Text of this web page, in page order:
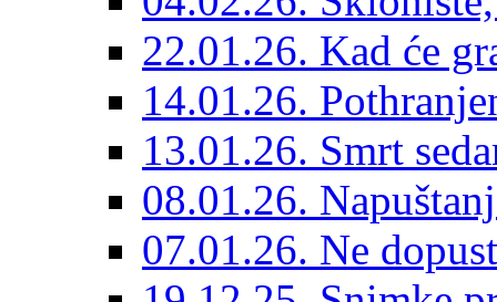
22.01.26. Kad će
14.01.26.
13.01.26. Smrt
08.01.26.
07.01.26. Ne